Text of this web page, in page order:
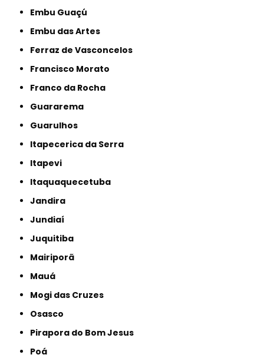
Embu Guaçú
Embu das Artes
Ferraz de Vasconcelos
Francisco Morato
Franco da Rocha
Guararema
Guarulhos
Itapecerica da Serra
Itapevi
Itaquaquecetuba
Jandira
Jundiaí
Juquitiba
Mairiporã
Mauá
Mogi das Cruzes
Osasco
Pirapora do Bom Jesus
Poá